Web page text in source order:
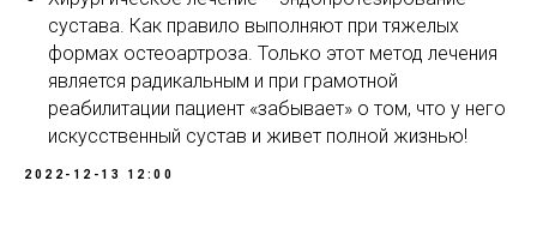
сустава. Как правило выполняют при тяжелых
формах остеоартроза. Только этот метод лечения
является радикальным и при грамотной
реабилитации пациент «забывает» о том, что у него
искусственный сустав и живет полной жизнью!
2022-12-13 12:00